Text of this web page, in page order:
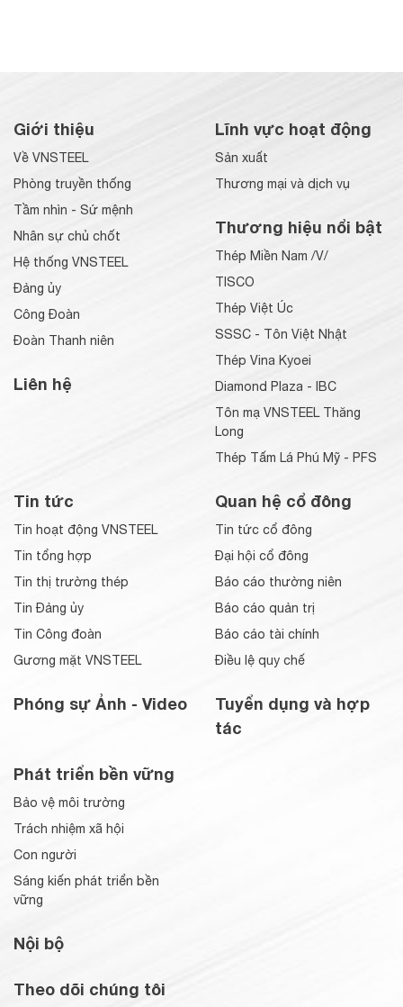
Giới thiệu
Về VNSTEEL
Phòng truyền thống
Tầm nhìn - Sứ mệnh
Nhân sự chủ chốt
Hệ thống VNSTEEL
Đảng ủy
Công Đoàn
Đoàn Thanh niên
Liên hệ
Lĩnh vực hoạt động
Sản xuất
Thương mại và dịch vụ
Thương hiệu nổi bật
Thép Miền Nam /V/
TISCO
Thép Việt Úc
SSSC - Tôn Việt Nhật
Thép Vina Kyoei
Diamond Plaza - IBC
Tôn mạ VNSTEEL Thăng
Long
Thép Tấm Lá Phú Mỹ - PFS
Tin tức
Tin hoạt động VNSTEEL
Tin tổng hợp
Tin thị trường thép
Tin Đảng ủy
Tin Công đoàn
Gương mặt VNSTEEL
Phóng sự Ảnh - Video
Quan hệ cổ đông
Tin tức cổ đông
Đại hội cổ đông
Báo cáo thường niên
Báo cáo quản trị
Báo cáo tài chính
Điều lệ quy chế
Tuyển dụng và hợp
tác
Phát triển bền vững
Bảo vệ môi trường
Trách nhiệm xã hội
Con người
Sáng kiến phát triển bền
vững
Nội bộ
Theo dõi chúng tôi